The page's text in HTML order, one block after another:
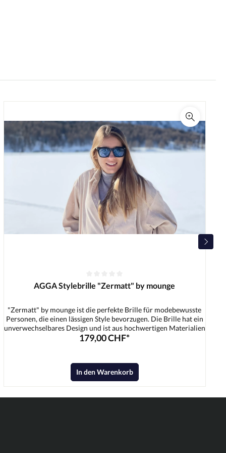
AGGA Stylebrille "Zermatt" by mounge
"Zermatt" by mounge ist die perfekte Brille für modebewusste
Personen, die einen lässigen Style bevorzugen. Die Brille hat ein
unverwechselbares Design und ist aus hochwertigen Materialien
gefertigt. Sie ist leicht und sitzt perfekt. Die Gläser sind kratzfest
179,00 CHF*
In den Warenkorb